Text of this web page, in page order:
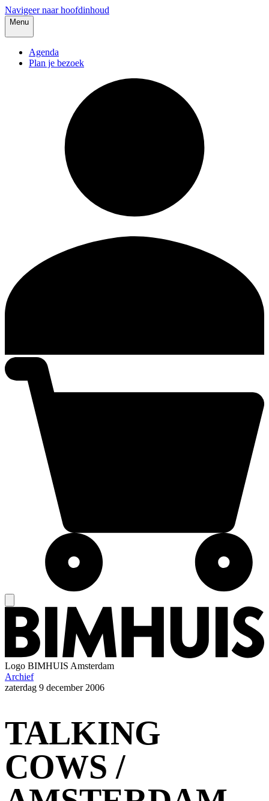
Navigeer naar hoofdinhoud
Menu
Agenda
Plan je bezoek
Logo BIMHUIS Amsterdam
Archief
zaterdag 9 december 2006
TALKING
COWS /